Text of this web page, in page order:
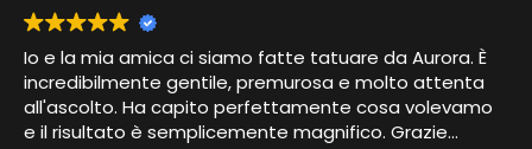
Io e la mia amica ci siamo fatte tatuare da Aurora. È
incredibilmente gentile, premurosa e molto attenta
all'ascolto. Ha capito perfettamente cosa volevamo
e il risultato è semplicemente magnifico. Grazie